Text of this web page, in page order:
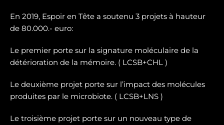
En 2019, Espoir en Tête a soutenu 3 projets à hauteur
de 80.000.- euro:
Le premier porte sur la signature moléculaire de la
détérioration de la mémoire. ( LCSB+CHL )
Le deuxième projet porte sur l’impact des molécules
produites par le microbiote. ( LCSB+LNS )
Le troisième projet porte sur un nouveau type de